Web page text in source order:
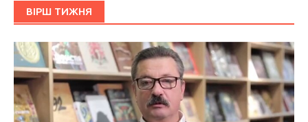
ВІРШ ТИЖНЯ